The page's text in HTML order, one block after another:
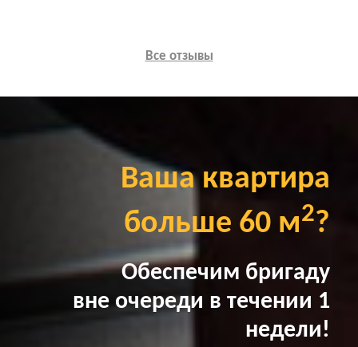
Все отзывы
Ваша квартира
больше 60 м2?
Обеспечим бригаду
вне очереди в течении 1
недели!